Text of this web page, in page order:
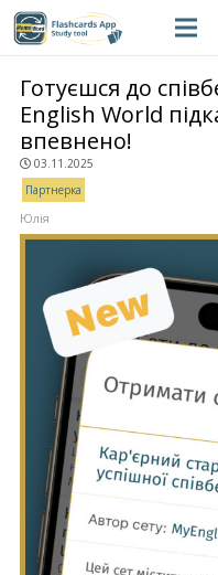
Готуєшся до
English World
впевнено!
03.11.2025
Партнерка
Юлія